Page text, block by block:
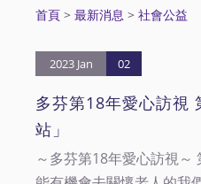
首頁 > 最新消息 > 社會公益
2023 Jan 02
多芬第18年愛心訪視
站」
～多芬第18年愛心訪視～